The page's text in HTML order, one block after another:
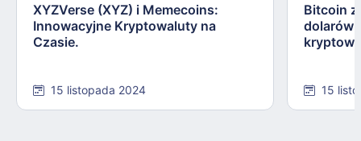
XYZVerse (XYZ) i Memecoins:
Innowacyjne Kryptowaluty na
Czasie.
15 listopada 2024
Bitcoin
dolarów:
15